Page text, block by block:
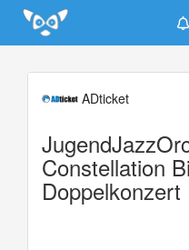
Update cookies preferences
ADticket
Constellation
Doppelkonzert